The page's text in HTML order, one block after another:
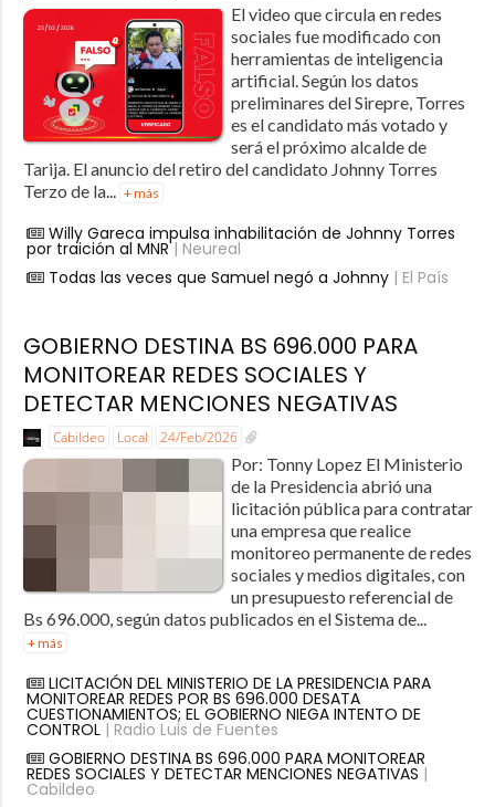
El video que circula en redes
sociales fue modificado con
herramientas de inteligencia
artificial. Según los datos
preliminares del Sirepre, Torres
es el candidato más votado y
será el próximo alcalde de
Tarija. El anuncio del retiro del candidato Johnny Torres
Terzo de la... + más
Willy Gareca impulsa inhabilitación de Johnny Torres
por traición al MNR| Neureal
Todas las veces que Samuel negó a Johnny| El País
GOBIERNO DESTINA BS 696.000 PARA
MONITOREAR REDES SOCIALES Y
DETECTAR MENCIONES NEGATIVAS
Cabildeo Local 24/Feb/2026
Por: Tonny Lopez El Ministerio
de la Presidencia abrió una
licitación pública para contratar
una empresa que realice
monitoreo permanente de redes
sociales y medios digitales, con
un presupuesto referencial de
Bs 696.000, según datos publicados en el Sistema de...
+ más
LICITACIÓN DEL MINISTERIO DE LA PRESIDENCIA PARA
MONITOREAR REDES POR BS 696.000 DESATA
CUESTIONAMIENTOS; EL GOBIERNO NIEGA INTENTO DE
CONTROL| Radio Luis de Fuentes
GOBIERNO DESTINA BS 696.000 PARA MONITOREAR
REDES SOCIALES Y DETECTAR MENCIONES NEGATIVAS |
Cabildeo